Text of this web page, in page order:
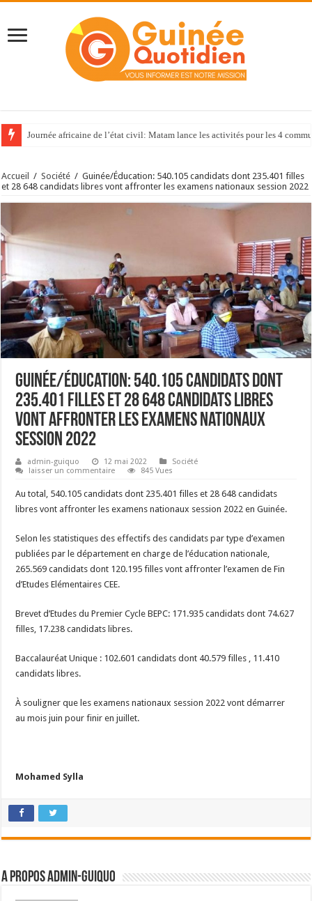
Journée africaine de l’état civil: Matam lance les activités pour les 4
Accueil / Société / Guinée/Éducation: 540.105 candidats dont 235.401 filles
et 28 648 candidats libres vont affronter les examens nationaux session 2022
Guinée/Éducation: 540.105 candidats dont
235.401 filles et 28 648 candidats libres
vont affronter les examens nationaux
session 2022
admin-guiquo 12 mai 2022
Société
laisser un commentaire
845 Vues
Au total, 540.105 candidats dont 235.401 filles et 28 648 candidats
libres vont affronter les examens nationaux session 2022 en Guinée.
Selon les statistiques des effectifs des candidats par type d’examen
publiées par le département en charge de l’éducation nationale,
265.569 candidats dont 120.195 filles vont affronter l’examen de Fin
d’Etudes Elémentaires CEE.
Brevet d’Etudes du Premier Cycle BEPC: 171.935 candidats dont 74.627
filles, 17.238 candidats libres.
Baccalauréat Unique : 102.601 candidats dont 40.579 filles , 11.410
candidats libres.
À souligner que les examens nationaux session 2022 vont démarrer
au mois juin pour finir en juillet.
Mohamed Sylla
A propos admin-guiquo